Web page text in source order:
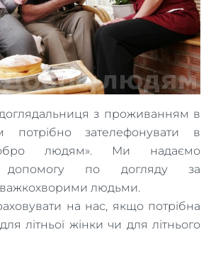
з проживанням в
потрібно зателефонувати в
людям». Ми надаємо
допомогу по догляду за
важкохворими людьми.
на нас, якщо потрібна
літньої жінки чи для літнього